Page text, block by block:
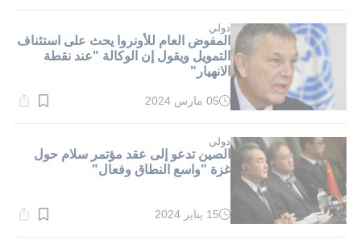
دقيقة.
دولي
المفوض العام للأونروا يحث على استئناف
التمويل ويقول إن الوكالة "عند نقطة
الانهيار"
وقت
دقيقة.
05 مارس 2024
دولي
الصين تدعو إلى عقد مؤتمر سلام حول
غزة "واسع النطاق وفعال"
وقت
15 يناير 2024